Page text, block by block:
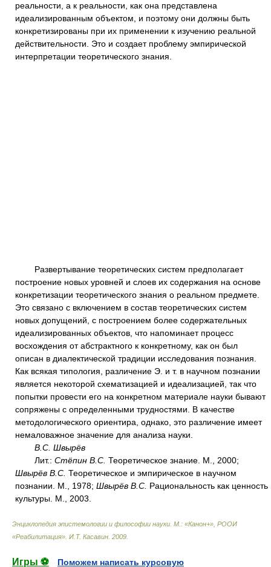
реальности, а к реальности, как она представлена
идеализированным объектом, и поэтому они должны быть
конкретизированы при их применении к изучению реальной
действительности. Это и создает проблему эмпирической
интерпретации теоретического знания.
Развертывание теоретических систем предполагает
построение новых уровней и слоев их содержания на основе
конкретизации теоретического знания о реальном предмете.
Это связано с включением в состав теоретических систем
новых допущений, с построением более содержательных
идеализированных объектов, что напоминает процесс
восхождения от абстрактного к конкретному, как он был
описан в диалектической традиции исследования познания.
Как всякая типология, различение Э. и т. в научном познании
является некоторой схематизацией и идеализацией, так что
попытки провести его на конкретном материале науки бывают
сопряжены с определенными трудностями. В качестве
методологического ориентира, однако, это различение имеет
немаловажное значение для анализа науки.
B.C. Швырёв
Лит.: Стёпин B.C. Теоретическое знание. М., 2000;
Швырёв B.C. Теоретическое и эмпирическое в научном
познании. М., 1978; Швырёв B.C. Рациональность как ценность
культуры. М., 2003.
Энциклопедия эпистемологии и философии науки. М.: «Канон+», РООИ
«Реабилитация» И.Т. Касавин 2009
Игры ⚽ Поможем написать курсовую